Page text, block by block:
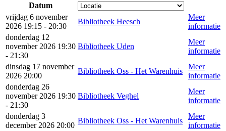
Datum
vrijdag 6 november
2026 19:15 - 20:30
Bibliotheek Heesch
Meer
informatie
donderdag 12
november 2026 19:30
- 21:30
Bibliotheek Uden
Meer
informatie
dinsdag 17 november
2026 20:00
Bibliotheek Oss - Het Warenhuis
Meer
informatie
donderdag 26
november 2026 19:30
- 21:30
Bibliotheek Veghel
Meer
informatie
donderdag 3
december 2026 20:00
Bibliotheek Oss - Het Warenhuis
Meer
informatie